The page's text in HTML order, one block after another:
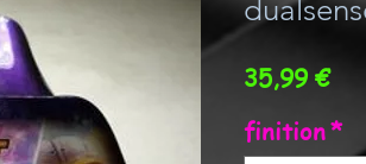
35,99 €Prix
finition*